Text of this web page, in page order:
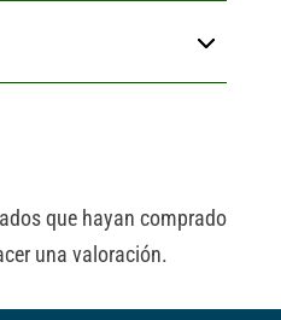
i
v
que hayan comprado
una valoración.